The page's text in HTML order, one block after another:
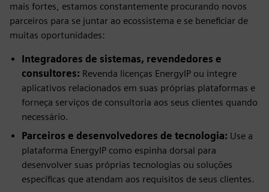
mais fortes, estamos constantemente procurando novos
parceiros para se juntar ao ecossistema e se beneficiar de
muitas oportunidades:
Integradores de sistemas, revendedores e
consultores: Revenda licenças EnergyIP ou integre
aplicativos relacionados em suas próprias plataformas e
forneça serviços de consultoria aos seus clientes quando
necessário.
Parceiros e desenvolvedores de tecnologia: Use a
plataforma EnergyIP como espinha dorsal para
desenvolver suas próprias tecnologias ou soluções
específicas que atendam aos requisitos de seus clientes.